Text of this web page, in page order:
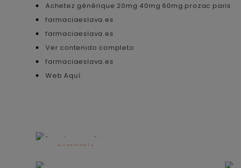
Achetez générique 20mg 40mg 60mg prozac paris
farmaciaeslava.es
farmaciaeslava.es
Ver contenido completo
farmaciaeslava.es
Web Aquí
CATEGORÍA